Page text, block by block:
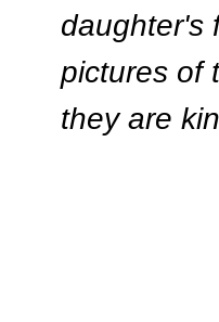
daughter's
pictures of
they are